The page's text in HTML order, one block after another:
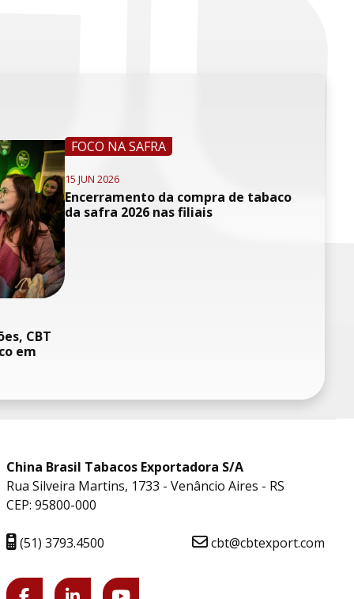
CBT
em
FOCO NA SAFRA
15 JUN 2026
Encerramento da compra de tabaco
da safra 2026 nas filiais
China Brasil Tabacos Exportadora S/A
Rua Silveira Martins, 1733 - Venâncio Aires - RS
CEP: 95800-000
(51) 3793.4500 cbt@cbtexport.com